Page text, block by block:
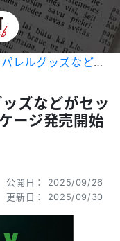
になったセーフティパッケージ発売開始
ズなどがセッ
ージ発売開始
公開日： 2025/09/26
更新日： 2025/09/30